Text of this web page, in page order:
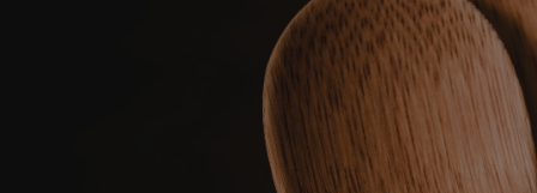
Back
RECIPeatS